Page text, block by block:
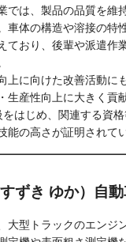
では、製品の品質を維
車体の構造や溶接の特
ており、後輩や派遣作
上に向けた改善活動に
生産性向上に大きく貢
はじめ、関連する資格
能の高さが証明されてい
ずき ゆか）自
大型トラックのエンジ